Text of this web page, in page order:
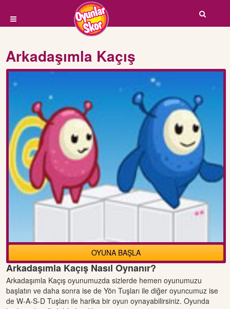
Arkadaşımla Kaçış
OYUNA BAŞLA
Arkadaşımla Kaçış Nasıl Oynanır?
Arkadaşımla Kaçış oyunumuzda sizlerde hemen oyunumuzu
başlatın ve daha sonra ise de Yön Tuşları ile diğer oyuncumuz ise
de W-A-S-D Tuşları ile harika bir oyun oynayabilirsiniz. Oyunda